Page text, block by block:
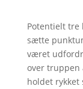
Potentielt tre
sætte
været
over truppen
holdet rykket